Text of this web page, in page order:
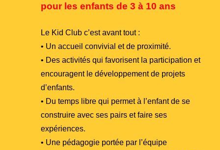
pour les enfants de 3 à 10 ans
Le Kid Club c’est avant tout :
• Un accueil convivial et de proximité.
• Des activités qui favorisent la participation et
encouragent le développement de projets
d’enfants.
• Du temps libre qui permet à l’enfant de se
construire avec ses pairs et faire ses
expériences.
• Une pédagogie portée par l’équipe